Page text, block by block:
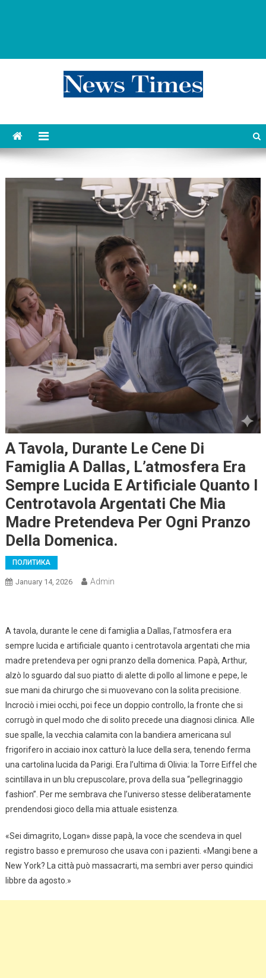
A Tavola, Durante Le Cene Di
Famiglia A Dallas, L’atmosfera Era
Sempre Lucida E Artificiale Quanto I
Centrotavola Argentati Che Mia
Madre Pretendeva Per Ogni Pranzo
Della Domenica.
ПОЛИТИКА
January 14, 2026 Admin
A tavola, durante le cene di famiglia a Dallas, l’atmosfera era
sempre lucida e artificiale quanto i centrotavola argentati che mia
madre pretendeva per ogni pranzo della domenica. Papà, Arthur,
alzò lo sguardo dal suo piatto di alette di pollo al limone e pepe, le
sue mani da chirurgo che si muovevano con la solita precisione.
Incrociò i miei occhi, poi fece un doppio controllo, la fronte che si
corrugò in quel modo che di solito precede una diagnosi clinica. Alle
sue spalle, la vecchia calamita con la bandiera americana sul
frigorifero in acciaio inox catturò la luce della sera, tenendo ferma
una cartolina lucida da Parigi. Era l’ultima di Olivia: la Torre Eiffel che
scintillava in un blu crepuscolare, prova della sua “pellegrinaggio
fashion”. Per me sembrava che l’universo stesse deliberatamente
prendendosi gioco della mia attuale esistenza.
«Sei dimagrito, Logan» disse papà, la voce che scendeva in quel
registro basso e premuroso che usava con i pazienti. «Mangi bene a
New York? La città può massacrarti, ma sembri aver perso quindici
libbre da agosto.»